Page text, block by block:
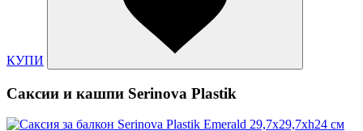
КУПИ
Саксии и кашпи Serinova Plastik